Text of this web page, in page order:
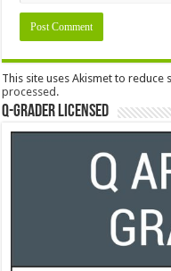
This site uses Akismet to reduce
processed.
Q-Grader Licensed